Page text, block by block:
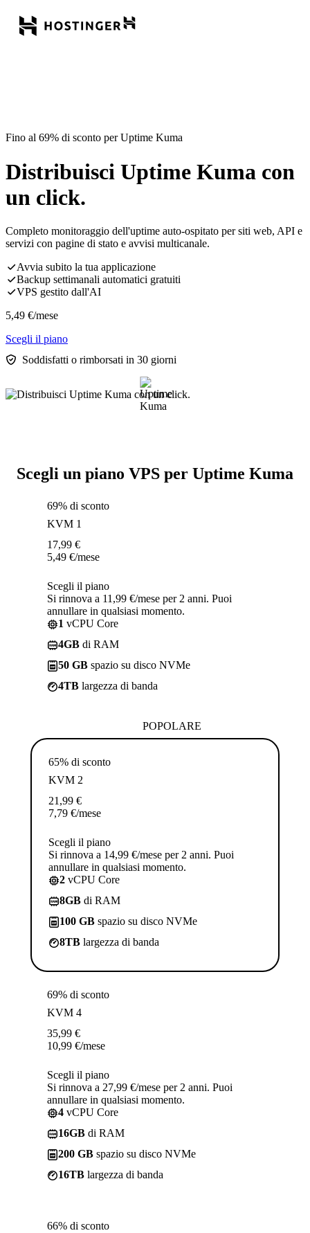
Fino al 69% di sconto per Uptime Kuma
Distribuisci Uptime Kuma con
un click.
Completo monitoraggio dell'uptime auto-ospitato per siti web, API e
servizi con pagine di stato e avvisi multicanale.
Avvia subito la tua applicazione
Backup settimanali automatici gratuiti
VPS gestito dall'AI
5,49 €/mese
Scegli il piano
Soddisfatti o rimborsati in 30 giorni
Scegli un piano VPS per Uptime Kuma
69% di sconto
KVM 1
17,99 €
5,49 €/mese
Scegli il piano
Si rinnova a 11,99 €/mese per 2 anni. Puoi
annullare in qualsiasi momento.
1 vCPU Core
4GB di RAM
50 GB spazio su disco NVMe
4TB largezza di banda
POPOLARE
65% di sconto
KVM 2
21,99 €
7,79 €/mese
Scegli il piano
Si rinnova a 14,99 €/mese per 2 anni. Puoi
annullare in qualsiasi momento.
2 vCPU Core
8GB di RAM
100 GB spazio su disco NVMe
8TB largezza di banda
69% di sconto
KVM 4
35,99 €
10,99 €/mese
Scegli il piano
Si rinnova a 27,99 €/mese per 2 anni. Puoi
annullare in qualsiasi momento.
4 vCPU Core
16GB di RAM
200 GB spazio su disco NVMe
16TB largezza di banda
66% di sconto